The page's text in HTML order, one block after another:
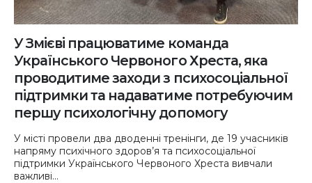
У Змієві працюватиме команда
Українського Червоного Хреста, яка
проводитиме заходи з психосоціальної
підтримки та надаватиме потребуючим
першу психологічну допомогу
У місті провели два дводенні тренінги, де 19 учасників
напряму психічного здоров’я та психосоціальної
підтримки Українського Червоного Хреста вивчали
важливі...